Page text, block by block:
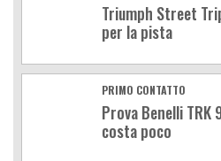
Triumph Street
per la pista
PRIMO CONTATTO
Prova Benelli
costa poco